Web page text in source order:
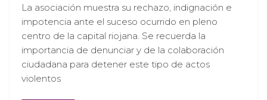
La asociación muestra su rechazo, indignación e
impotencia ante el suceso ocurrido en pleno
centro de la capital riojana. Se recuerda la
importancia de denunciar y de la colaboración
ciudadana para detener este tipo de actos
violentos